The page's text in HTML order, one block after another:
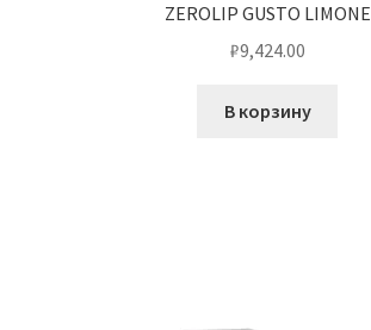
ZEROLIP GUSTO LIMONE
₽9,424.00
В корзину